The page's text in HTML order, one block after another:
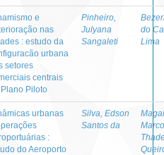
e
nas
: estudo da
urbana
setores
centrais
Piloto
Pinheiro,
Julyana
Sangaleti
do
Lima
urbanas
:
do Aeroporto
Silva, Edson
Santos da